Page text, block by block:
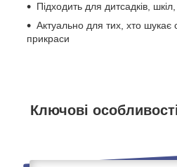
Підходить для дитсадків,
Актуально для тих, хто шукає
прикраси
Ключові